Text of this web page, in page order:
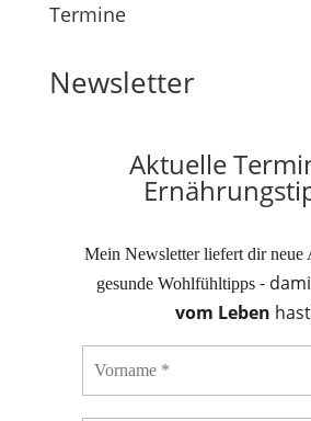
Termine
Newsletter
Aktuelle
Mein Newsletter liefert dir neue
gesunde Wohlfühltipps-
vom Leben